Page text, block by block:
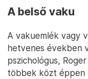
A belső vaku
A vakuemlék vagy
hetvenes években
pszichológus,
többek közt éppen